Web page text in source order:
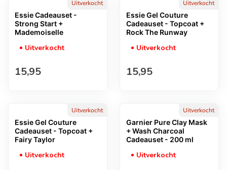
Uitverkocht
Essie Cadeauset -
Strong Start +
Mademoiselle
Uitverkocht
Normale prijs
15,95
Uitverkocht
Essie Gel Couture
Cadeauset - Topcoat +
Rock The Runway
Uitverkocht
Normale prijs
15,95
Uitverkocht
Essie Gel Couture
Cadeauset - Topcoat +
Fairy Taylor
Uitverkocht
Uitverkocht
Garnier Pure Clay Mask
+ Wash Charcoal
Cadeauset - 200 ml
Uitverkocht